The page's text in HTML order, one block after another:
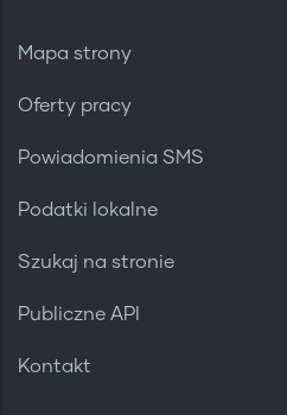
Mapa strony
Oferty pracy
Powiadomienia SMS
Podatki lokalne
Szukaj na stronie
Publiczne API
Kontakt